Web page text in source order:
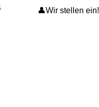
👤Wir stellen ein!